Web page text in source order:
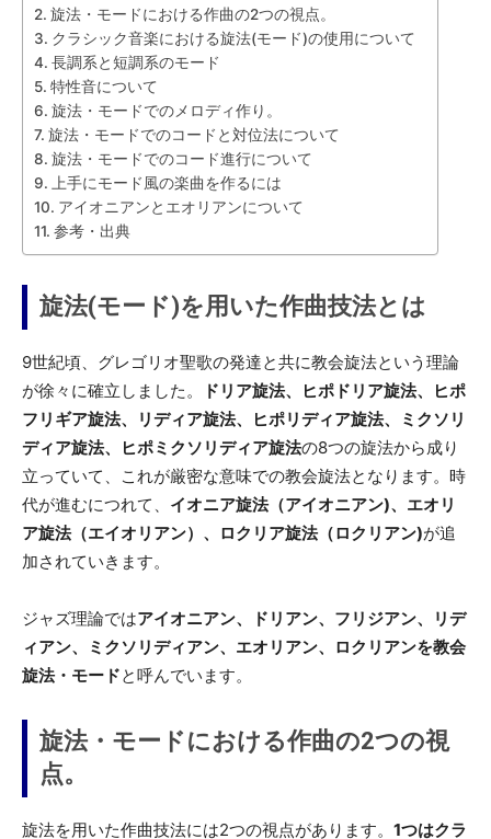
旋法・モードにおける作曲の2つの視点。
クラシック音楽における旋法(モード)の使用について
長調系と短調系のモード
特性音について
旋法・モードでのメロディ作り。
旋法・モードでのコードと対位法について
旋法・モードでのコード進行について
上手にモード風の楽曲を作るには
アイオニアンとエオリアンについて
参考・出典
旋法(モード)を用いた作曲技法とは
9世紀頃、グレゴリオ聖歌の発達と共に教会旋法という理論
が徐々に確立しました。
ドリア旋法、ヒポドリア旋法、ヒポ
フリギア旋法、リディア旋法、ヒポリディア旋法、ミクソリ
ディア旋法、ヒポミクソリディア旋法の8つの旋法から成り
立っていて、これが厳密な意味での教会旋法となります。時
代が進むにつれて、 イオニア旋法（アイオニアン)、エオリ
ア旋法（エイオリアン）、ロクリア旋法（ロクリアン)が追
加されていきます。
ジャズ理論ではアイオニアン、ドリアン、フリジアン、リデ
ィアン、ミクソリディアン、エオリアン、ロクリアンを教会
旋法・モードと呼んでいます。
旋法・モードにおける作曲の2つの視
点。
旋法を用いた作曲技法には2つの視点があります。 1つはクラ